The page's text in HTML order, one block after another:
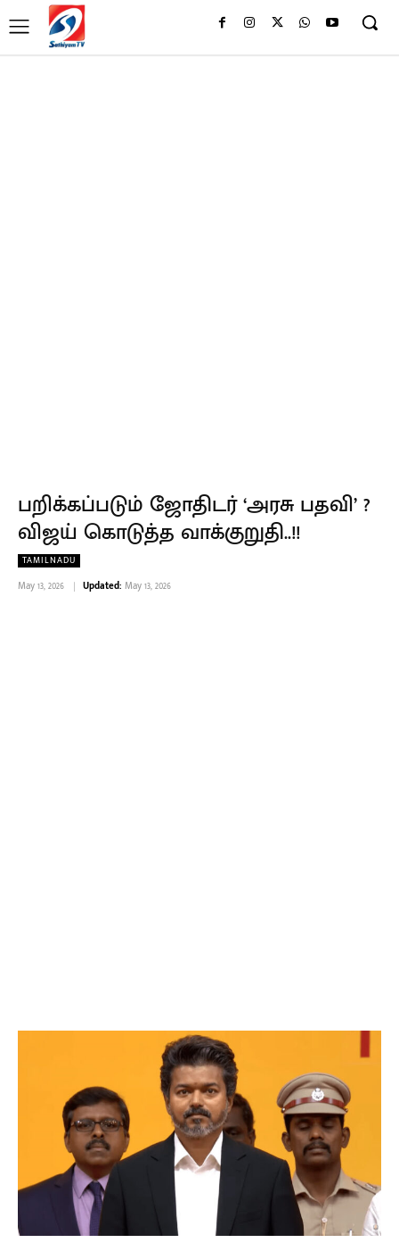
பறிக்கப்படும் ஜோதிடர் ‘அரசு பதவி’ ?
விஜய் கொடுத்த வாக்குறுதி..!!
TAMILNADU
May 13, 2026 Updated: May 13, 2026